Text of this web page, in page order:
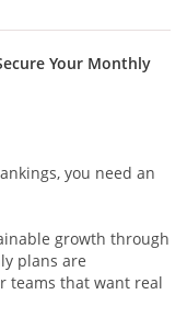
Your Monthly
you need an
growth through
plans are
teams that want real